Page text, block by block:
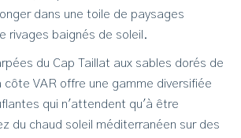
dans une toile de paysages
rivages baignés de soleil.
du Cap Taillat aux sables dorés de
VAR offre une gamme diversifiée
qui n'attendent qu'à être
du chaud soleil méditerranéen sur des